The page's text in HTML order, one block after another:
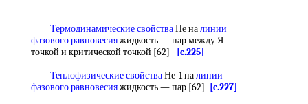
Термодинамические свойстваНе налинии
фазового равновесияжидкость — пар между Я-
точкой и критической точкой [62]
[c.225]
Теплофизические свойстваНе-1 налинии
фазового равновесияжидкость — пар [62]
[c.227]